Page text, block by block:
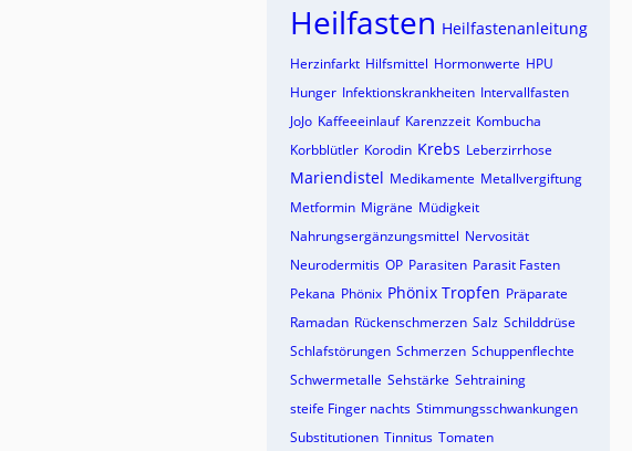
Heilfasten Heilfastenanleitung
Herzinfarkt Hilfsmittel Hormonwerte HPU
Hunger Infektionskrankheiten Intervallfasten
JoJo Kaffeeeinlauf Karenzzeit Kombucha
Korbblütler Korodin Krebs Leberzirrhose
Mariendistel Medikamente Metallvergiftung
Metformin Migräne Müdigkeit
Nahrungsergänzungsmittel Nervosität
Neurodermitis OP Parasiten Parasit Fasten
Pekana Phönix Phönix Tropfen Präparate
Ramadan Rückenschmerzen Salz Schilddrüse
Schlafstörungen Schmerzen Schuppenflechte
Schwermetalle Sehstärke Sehtraining
steife Finger nachts Stimmungsschwankungen
Substitutionen Tinnitus Tomaten